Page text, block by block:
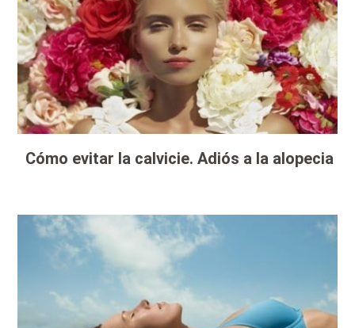
Cómo evitar la calvicie. Adiós a la alopecia